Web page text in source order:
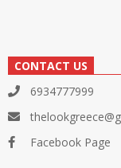
CONTACT US
6934777999
Facebook Page